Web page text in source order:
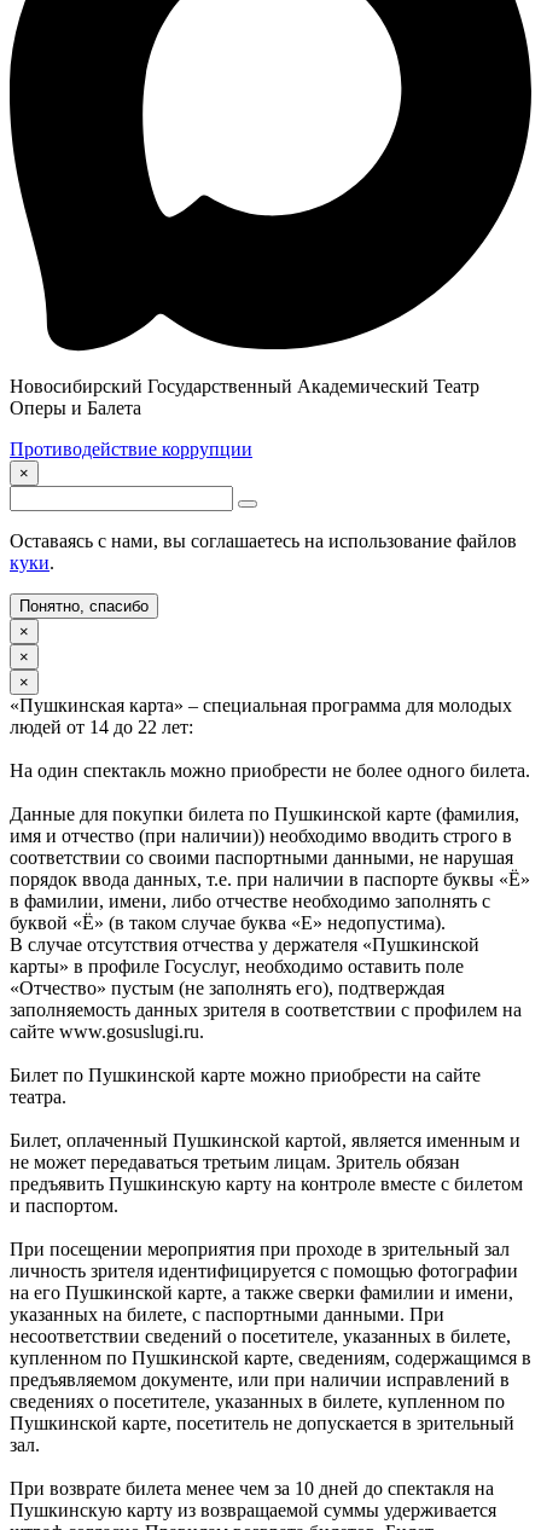
Новосибирский Государственный Академический Театр
Оперы и Балета
Противодействие коррупции
×
Оставаясь с нами, вы соглашаетесь на использование файлов
куки.
Понятно, спасибо
×
×
×
«Пушкинская карта» – специальная программа для молодых
людей от 14 до 22 лет:
На один спектакль можно приобрести не более одного билета.
Данные для покупки билета по Пушкинской карте (фамилия,
имя и отчество (при наличии)) необходимо вводить строго в
соответствии со своими паспортными данными, не нарушая
порядок ввода данных, т.е. при наличии в паспорте буквы «Ё»
в фамилии, имени, либо отчестве необходимо заполнять с
буквой «Ё» (в таком случае буква «Е» недопустима).
В случае отсутствия отчества у держателя «Пушкинской
карты» в профиле Госуслуг, необходимо оставить поле
«Отчество» пустым (не заполнять его), подтверждая
заполняемость данных зрителя в соответствии с профилем на
сайте www.gosuslugi.ru.
Билет по Пушкинской карте можно приобрести на сайте
театра.
Билет, оплаченный Пушкинской картой, является именным и
не может передаваться третьим лицам. Зритель обязан
предъявить Пушкинскую карту на контроле вместе с билетом
и паспортом.
При посещении мероприятия при проходе в зрительный зал
личность зрителя идентифицируется с помощью фотографии
на его Пушкинской карте, а также сверки фамилии и имени,
указанных на билете, с паспортными данными. При
несоответствии сведений о посетителе, указанных в билете,
купленном по Пушкинской карте, сведениям, содержащимся в
предъявляемом документе, или при наличии исправлений в
сведениях о посетителе, указанных в билете, купленном по
Пушкинской карте, посетитель не допускается в зрительный
зал.
При возврате билета менее чем за 10 дней до спектакля на
Пушкинскую карту из возвращаемой суммы удерживается